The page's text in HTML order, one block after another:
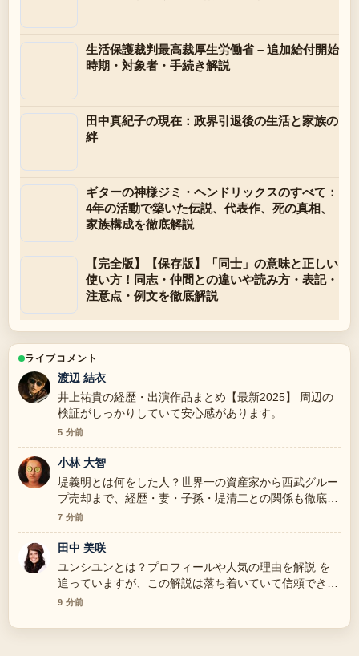
生活保護裁判最高裁厚生労働省 – 追加給付開始
時期・対象者・手続き解説
田中真紀子の現在：政界引退後の生活と家族の
絆
ギターの神様ジミ・ヘンドリックスのすべて：
4年の活動で築いた伝説、代表作、死の真相、
家族構成を徹底解説
【完全版】【保存版】「同士」の意味と正しい
使い方！同志・仲間との違いや読み方・表記・
注意点・例文を徹底解説
ライブコメント
渡辺 結衣
井上祐貴の経歴・出演作品まとめ【最新2025】 周辺の
検証がしっかりしていて安心感があります。
5 分前
小林 大智
堤義明とは何をした人？世界一の資産家から西武グルー
プ売却まで、経歴・妻・子孫・堤清二との関係も徹底解
説 の整理がとても分かりやすいです。今日の中でも特
に読みやすいです。
7 分前
田中 美咲
ユンシユンとは？プロフィールや人気の理由を解説 を
追っていますが、この解説は落ち着いていて信頼できま
す。
9 分前